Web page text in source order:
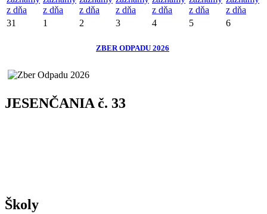
z dňa
z dňa
z dňa
z dňa
z dňa
z dňa
z dňa
31
1 2 3 4 5 6
ZBER ODPADU 2026
JESENČANIA č. 33
Školy